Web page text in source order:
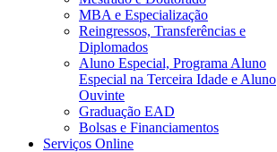
MBA e Especialização
Reingressos, Transferências e
Diplomados
Aluno Especial, Programa Aluno
Especial na Terceira Idade e Aluno
Ouvinte
Graduação EAD
Bolsas e Financiamentos
Serviços Online